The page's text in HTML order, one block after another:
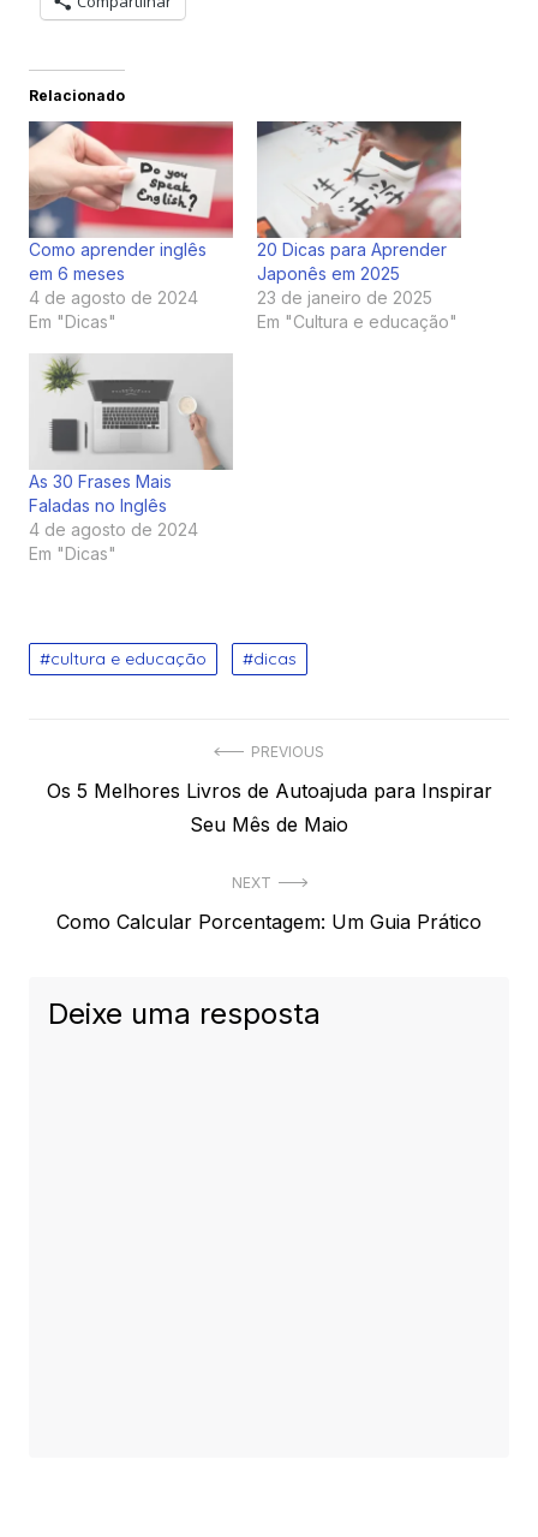
Relacionado
Como aprender inglês
em 6 meses
4 de agosto de 2024
Em "Dicas"
20 Dicas para Aprender
Japonês em 2025
23 de janeiro de 2025
Em "Cultura e educação"
As 30 Frases Mais
Faladas no Inglês
4 de agosto de 2024
Em "Dicas"
cultura e educação dicas
de
PREVIOUS
Previous
Os 5 Melhores Livros de Autoajuda para Inspirar
Seu Mês de Maio
NEXT
Next
Como Calcular Porcentagem: Um Guia Prático
Deixe uma resposta